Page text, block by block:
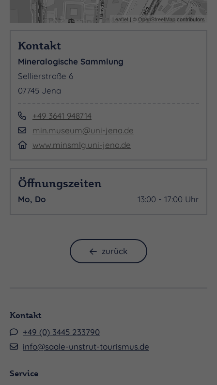
Leaflet | ©OpenStreetMapcontributors
Kontakt
Mineralogische Sammlung
Sellierstraße 6
07745 Jena
+49 3641 948714
min.museum@uni-jena.de
www.minsmlg.uni-jena.de
Öffnungszeiten
Mo, Do 13:00 - 17:00 Uhr
zurück
Kontakt
+49 (0) 3445 233790
info@saale-unstrut-tourismus.de
Service